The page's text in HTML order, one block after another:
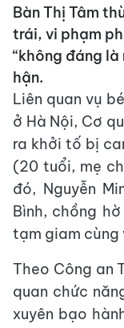
Bàn Thị Tâm
trái, vi phạm
“không đáng
hận.
Liên quan vụ
ở Hà Nội, Cơ
ra khởi tố bị
(20 tuổi, mẹ
đó, Nguyễn
Bình, chồng
tạm giam cùng
Theo Công an
quan chức
xuyên bạo